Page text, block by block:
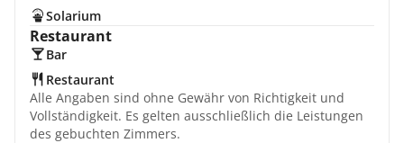
Solarium
Restaurant
Bar
Restaurant
Alle Angaben sind ohne Gewähr von Richtigkeit und
Vollständigkeit. Es gelten ausschließlich die Leistungen
des gebuchten Zimmers.